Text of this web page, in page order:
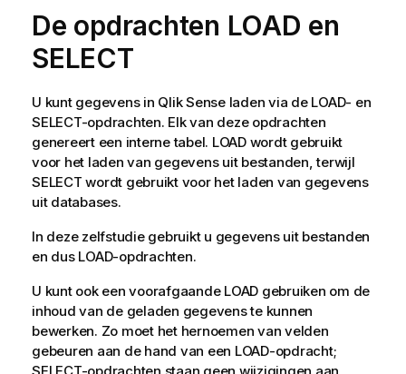
De opdrachten LOAD en
SELECT
U kunt gegevens in Qlik Senseladen via de LOAD- en
SELECT-opdrachten. Elk van deze opdrachten
genereert een interne tabel. LOADwordt gebruikt
voor het laden van gegevens uit bestanden, terwijl
SELECT wordt gebruikt voor het laden van gegevens
uit databases.
In deze zelfstudie gebruikt u gegevens uit bestanden
en dus LOAD-opdrachten.
U kunt ook een voorafgaande LOAD gebruiken om de
inhoud van de geladen gegevens te kunnen
bewerken. Zo moet het hernoemen van velden
gebeuren aan de hand van een LOAD-opdracht;